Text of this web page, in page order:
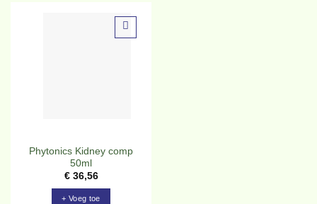
Phytonics Kidney comp
50ml
€36,56
+ Voeg toe